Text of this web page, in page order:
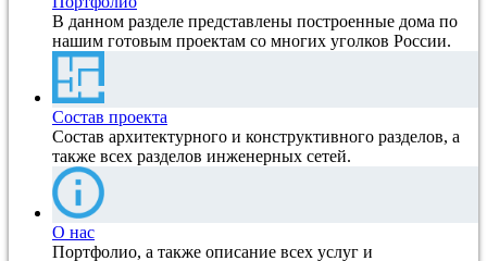
В данном разделе представлены построенные дома по
нашим готовым проектам со многих уголков России.
Состав проекта
Состав архитектурного и конструктивного разделов, а
также всех разделов инженерных сетей.
О нас
Портфолио, а также описание всех услуг и